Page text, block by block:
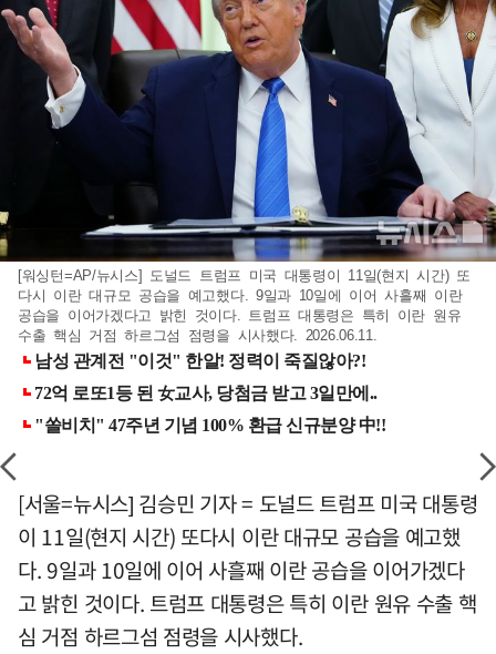
[워싱턴=AP/뉴시스] 도널드 트럼프 미국 대통령이 11일(현지 시간) 또
다시 이란 대규모 공습을 예고했다. 9일과 10일에 이어 사흘째 이란
공습을 이어가겠다고 밝힌 것이다. 트럼프 대통령은 특히 이란 원유
수출 핵심 거점 하르그섬 점령을 시사했다. 2026.06.11.
[서울=뉴시스] 김승민 기자 = 도널드 트럼프 미국 대통령
이 11일(현지 시간) 또다시 이란 대규모 공습을 예고했
다. 9일과 10일에 이어 사흘째 이란 공습을 이어가겠다
고 밝힌 것이다. 트럼프 대통령은 특히 이란 원유 수출 핵
심 거점 하르그섬 점령을 시사했다.